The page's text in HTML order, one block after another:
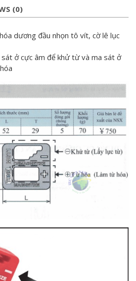
(0)
dương đầu nhọn tô vít, cờ lê lục
sát ở cực âm để khử từ và ma sát ở